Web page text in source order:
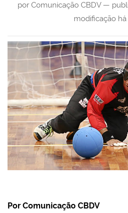
por Comunicação CBDV —
modificação
Por Comunicação CBDV